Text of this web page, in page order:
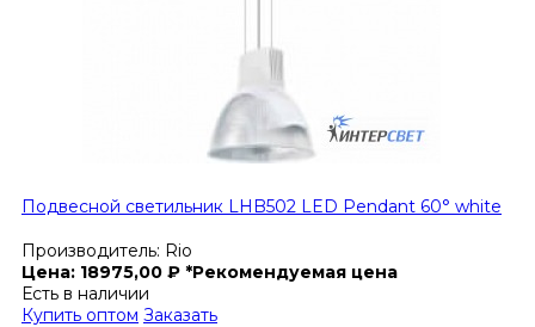
Подвесной светильник LHB502 LED Pendant 60° white
Производитель: Rio
Цена: 18975,00 ₽ *Рекомендуемая цена
Есть в наличии
Купить оптом Заказать